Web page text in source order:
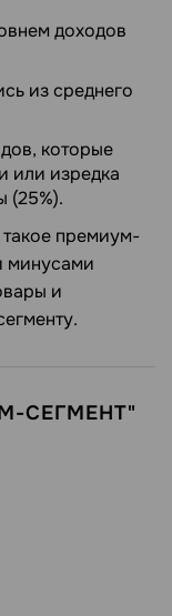
доходов
из среднего
которые
или изредка
(25%).
такое премиум-
минусами
и
СЕГМЕНТ"